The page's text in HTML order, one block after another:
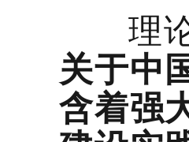
理论
关于中
含着强